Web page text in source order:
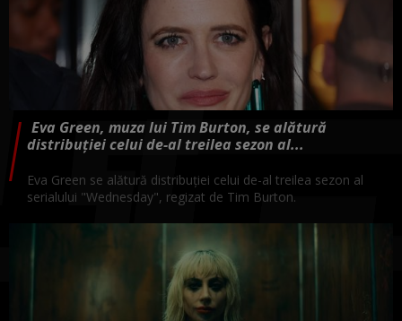
Eva Green, muza lui Tim Burton, se alătură
distribuţiei celui de-al treilea sezon al...
Eva Green se alătură distribuţiei celui de-al treilea sezon al
serialului "Wednesday", regizat de Tim Burton.